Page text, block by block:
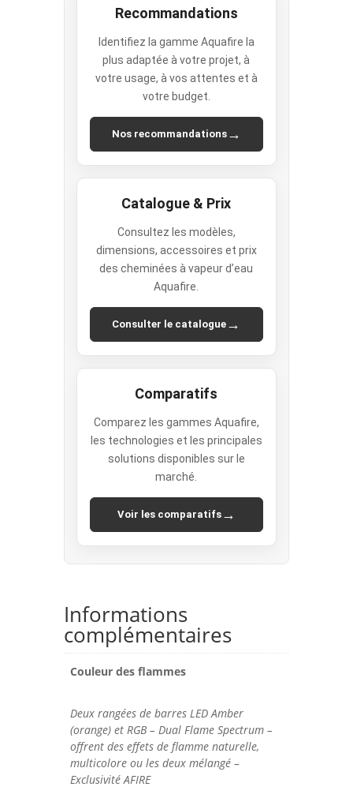
Recommandations
Identifiez la gamme Aquafire la
plus adaptée à votre projet, à
votre usage, à vos attentes et à
votre budget.
Nos recommandations→
Catalogue & Prix
Consultez les modèles,
dimensions, accessoires et prix
des cheminées à vapeur d’eau
Aquafire.
Consulter le catalogue →
Comparatifs
Comparez les gammes Aquafire,
les technologies et les principales
solutions disponibles sur le
marché.
Voir les comparatifs→
Informations
complémentaires
Couleur des flammes
Deux rangées de barres LED Amber
(orange) et RGB – Dual Flame Spectrum –
offrent des effets de flamme naturelle,
multicolore ou les deux mélangé –
Exclusivité AFIRE